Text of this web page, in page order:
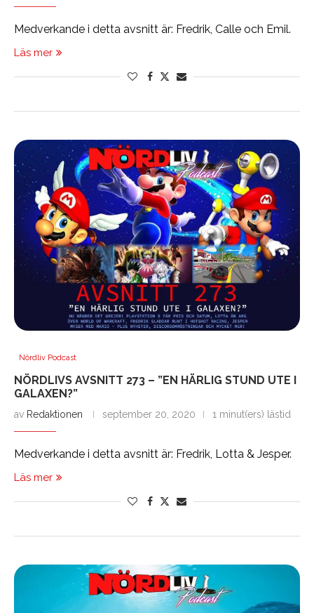
Medverkande i detta avsnitt är: Fredrik, Calle och Emil.
Läs mer
Nördliv Podcast
NÖRDLIVS AVSNITT 273 – ”EN HÄRLIG STUND UTE I
GALAXEN?”
av Redaktionen september 20, 2020 1 minut(ers) lästid
Medverkande i detta avsnitt är: Fredrik, Lotta & Jesper.
Läs mer